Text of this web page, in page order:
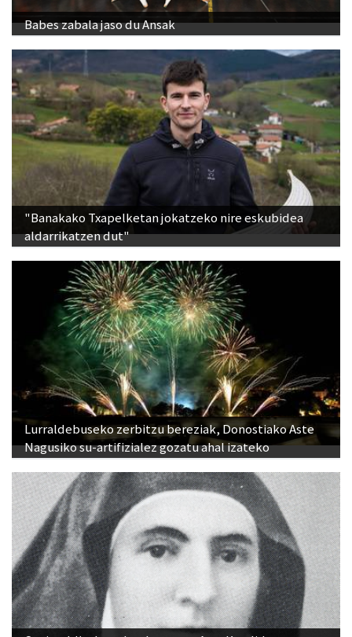
"Banakako Txapelketan jokatzeko nire eskubidea
aldarrikatzen dut"
Lurraldebuseko zerbitzu bereziak, Donostiako Aste
Nagusiko su-artifizialez gozatu ahal izateko
Otoitzaldia, larunbat honetan, Ama Kandidaren
omenez